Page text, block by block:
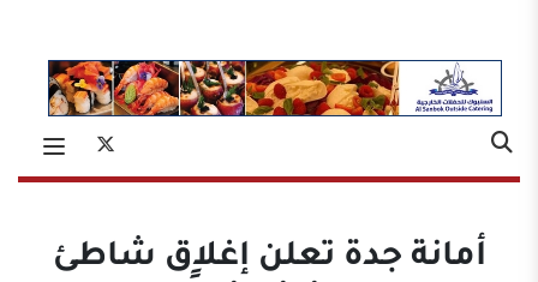
أمانة جدة تعلن إغلاق شاطئ